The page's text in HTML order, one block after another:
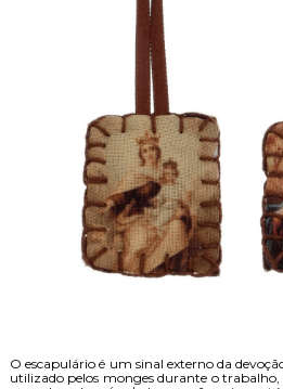
O escapulário é um sinal externo da
utilizado pelos monges durante o